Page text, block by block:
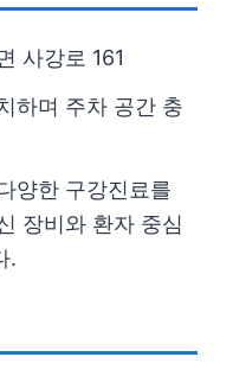
사강로 161
하며 주차 공간 충
양한 구강진료를
장비와 환자 중심
.